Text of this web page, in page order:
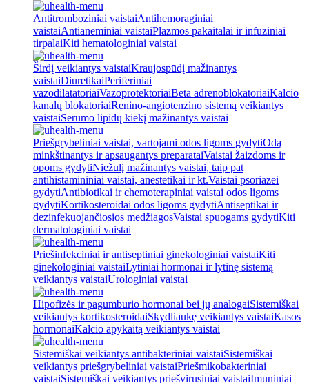
Antitromboziniai vaistaiAntihemoraginiai
vaistaiAntianeminiai vaistaiPlazmos pakaitalai ir infuziniai
tirpalaiKiti hematologiniai vaistai
Širdį veikiantys vaistaiKraujospūdį mažinantys
vaistaiDiuretikaiPeriferiniai
vazodilatatoriaiVazoprotektoriaiBeta adrenoblokatoriaiKalcio
kanalų blokatoriaiRenino-angiotenzino sistemą veikiantys
vaistaiSerumo lipidų kiekį mažinantys vaistai
Priešgrybeliniai vaistai, vartojami odos ligoms gydytiOdą
minkštinantys ir apsaugantys preparataiVaistai žaizdoms ir
opoms gydytiNiežulį mažinantys vaistai, taip pat
antihistamininiai vaistai, anestetikai ir kt.Vaistai psoriazei
gydytiAntibiotikai ir chemoterapiniai vaistai odos ligoms
gydytiKortikosteroidai odos ligoms gydytiAntiseptikai ir
dezinfekuojančiosios medžiagosVaistai spuogams gydytiKiti
dermatologiniai vaistai
Priešinfekciniai ir antiseptiniai ginekologiniai vaistaiKiti
ginekologiniai vaistaiLytiniai hormonai ir lytinę sistemą
veikiantys vaistaiUrologiniai vaistai
Hipofizės ir pagumburio hormonai bei jų analogaiSistemiškai
veikiantys kortikosteroidaiSkydliaukę veikiantys vaistaiKasos
hormonaiKalcio apykaitą veikiantys vaistai
Sistemiškai veikiantys antibakteriniai vaistaiSistemiškai
veikiantys priešgrybeliniai vaistaiPriešmikobakteriniai
vaistaiSistemiškai veikiantys priešvirusiniai vaistaiImuniniai